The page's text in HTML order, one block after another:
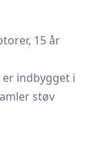
15 år
indbygget i
støv